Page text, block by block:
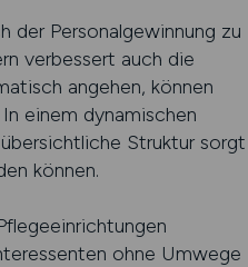
der Personalgewinnung zu
verbessert auch die
angehen, können
einem dynamischen
Struktur sorgt
können.
ohne Umwege